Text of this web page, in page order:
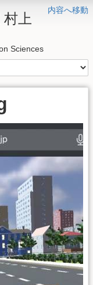
内容へ移動
上
Sciences